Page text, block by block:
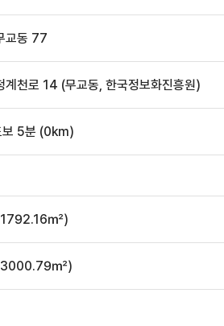
교동 77
계천로 14 (무교동, 한국정보화진흥원)
보 5분 (0km)
1792.16㎡)
3000.79㎡)